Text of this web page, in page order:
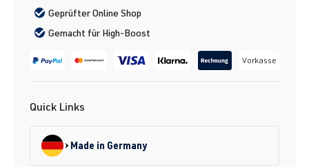
Geprüfter Online Shop
Gemacht für High-Boost
Vorkasse
Quick Links
Made in Germany